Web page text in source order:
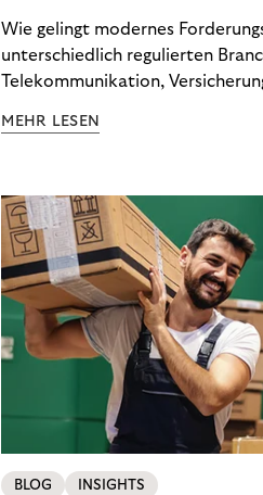
Wie gelingt modernes
unterschiedlich regulierten
Telekommunikation,
wirksam reduzieren will, braucht
MEHR LESEN
BLOG INSIGHTS